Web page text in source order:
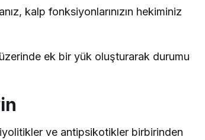
kalp fonksiyonlarınızın hekiminiz
ek bir yük oluşturarak durumu
ve antipsikotikler birbirinden